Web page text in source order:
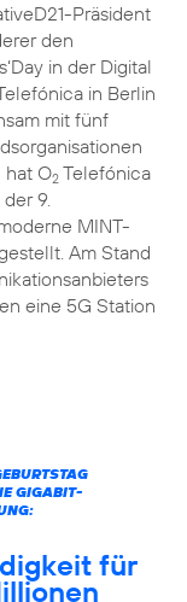
Präsident
den
in der Digital
in Berlin
mit fünf
hat O2Telefónica
9.
MINT-
Am Stand
eine 5G Station
GIGABIT-
für